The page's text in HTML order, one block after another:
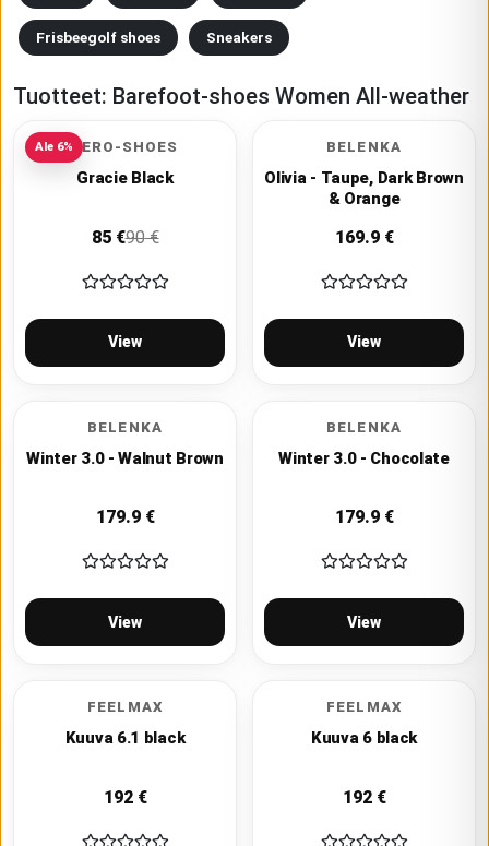
Frisbeegolf shoes Sneakers
Tuotteet: Barefoot-shoes Women All-weather
XERO-SHOES
Gracie Black
85€90€
View
Ale 6% BELENKA
Olivia - Taupe, Dark Brown
& Orange
169.9€
View
BELENKA
Winter 3.0 - Walnut Brown
179.9€
View
BELENKA
Winter 3.0 - Chocolate
179.9€
View
FEELMAX
Kuuva 6.1 black
192€
FEELMAX
Kuuva 6 black
192€